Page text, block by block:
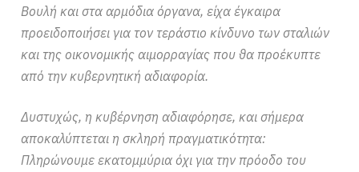
Βουλή και στα αρμόδια όργανα, είχα έγκαιρα
προειδοποιήσει για τον τεράστιο κίνδυνο των σταλιών
και της οικονομικής αιμορραγίας που θα προέκυπτε
από την κυβερνητική αδιαφορία.
Δυστυχώς, η κυβέρνηση αδιαφόρησε, και σήμερα
αποκαλύπτεται η σκληρή πραγματικότητα:
Πληρώνουμε εκατομμύρια όχι για την πρόοδο του